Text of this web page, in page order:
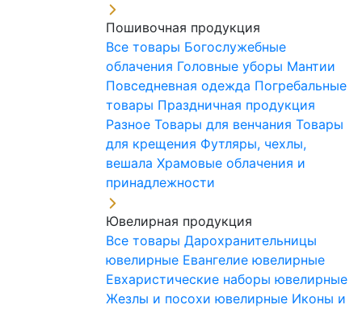
Пошивочная продукция
Все товары Богослужебные
облачения Головные уборы Мантии
Повседневная одежда Погребальные
товары Праздничная продукция
Разное Товары для венчания Товары
для крещения Футляры, чехлы,
вешала Храмовые облачения и
принадлежности
Ювелирная продукция
Все товары Дарохранительницы
ювелирные Евангелие ювелирные
Евхаристические наборы ювелирные
Жезлы и посохи ювелирные Иконы и